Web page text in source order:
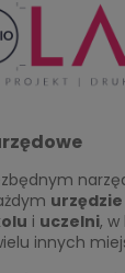
urzędzie
i uczelni, w
innych